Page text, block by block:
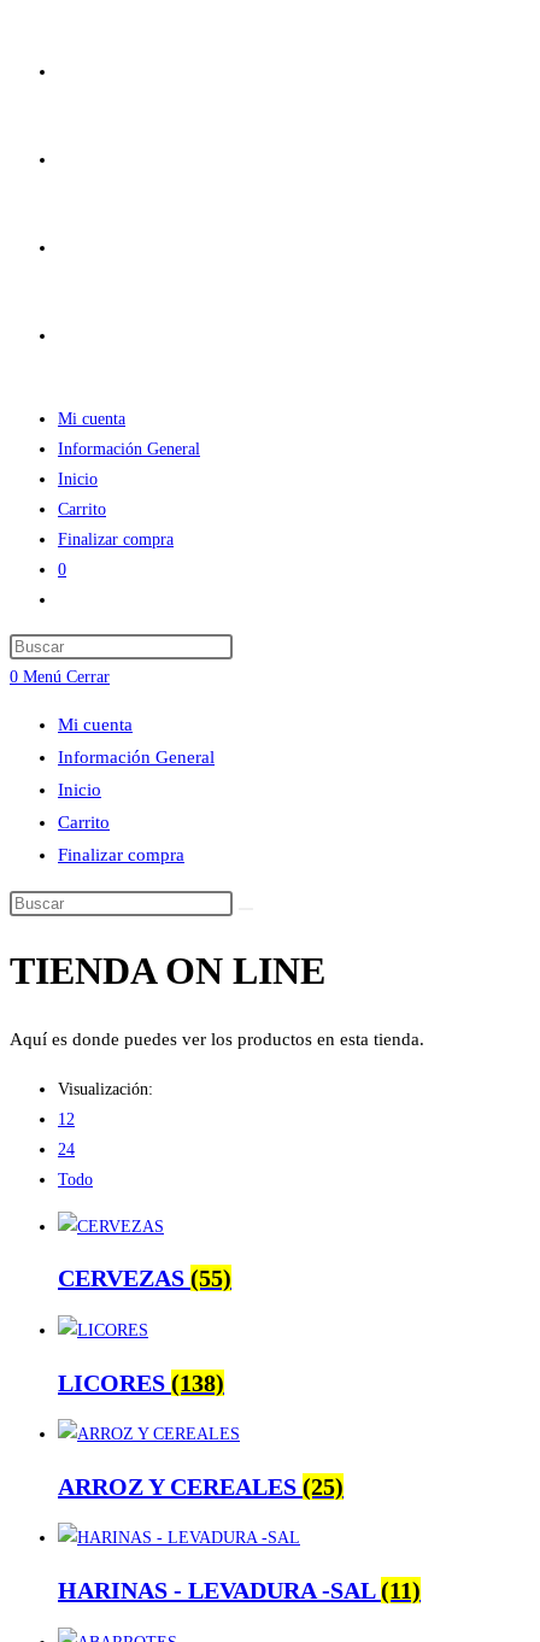
Mi cuenta
Información General
Inicio
Carrito
Finalizar compra
0
de
la
web
0 Menú Cerrar
Mi cuenta
Información General
Inicio
Carrito
Finalizar compra
Buscar
esta
TIENDA ON LINE
Aquí es donde puedes ver los productos en esta tienda.
Visualización:
12
24
Todo
CERVEZAS (55)
LICORES (138)
ARROZ Y CEREALES (25)
HARINAS - LEVADURA -SAL(11)